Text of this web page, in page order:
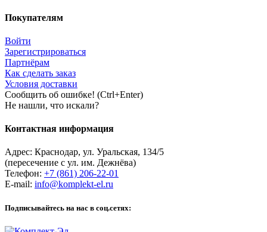
Покупателям
Войти
Зарегистрироваться
Партнёрам
Как сделать заказ
Условия доставки
Сообщить об ошибке! (Ctrl+Enter)
Не нашли, что искали?
Контактная информация
Адрес: Краснодар, ул. Уральская, 134/5
(пересечение с ул. им. Дежнёва)
Телефон: +7 (861) 206-22-01
E-mail: info@komplekt-el.ru
Подписывайтесь на нас в соц.сетях: